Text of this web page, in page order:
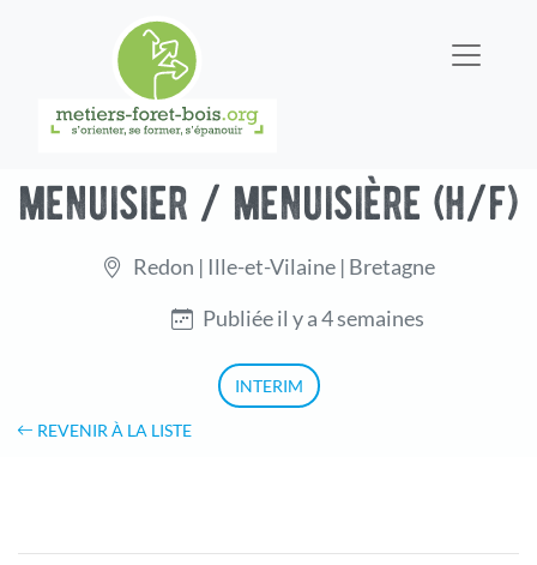
menuisier / menuisière (h/f)
Redon | Ille-et-Vilaine | Bretagne
Publiée il y a 4 semaines
INTERIM
REVENIR À LA LISTE